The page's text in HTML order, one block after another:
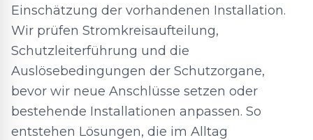
Einschätzung der vorhandenen Installation.
Wir prüfen Stromkreisaufteilung,
Schutzleiterführung und die
Auslösebedingungen der Schutzorgane,
bevor wir neue Anschlüsse setzen oder
bestehende Installationen anpassen. So
entstehen Lösungen, die im Alltag